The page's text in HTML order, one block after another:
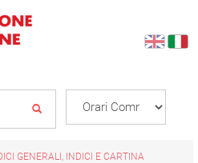
GENERALI, INDICI E CARTINA